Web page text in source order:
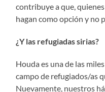
contribuye a que,
hagan como opción y no
¿Y las refugiadas sirias?
Houda es una de las
campo de refugiados/as
Nuevamente, nuestros